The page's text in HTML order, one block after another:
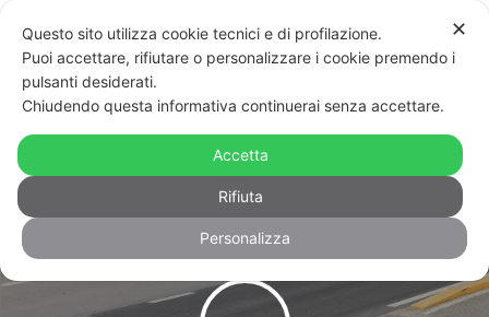
Legittima difesa contro l’omofobia. Il
muro della coppia di Grezzana
✕
Questo sito utilizza cookie tecnici e di profilazione.
Puoi accettare, rifiutare o personalizzare i cookie premendo i
pulsanti desiderati.
Chiudendo questa informativa continuerai senza accettare.
Accetta
Rifiuta
Personalizza